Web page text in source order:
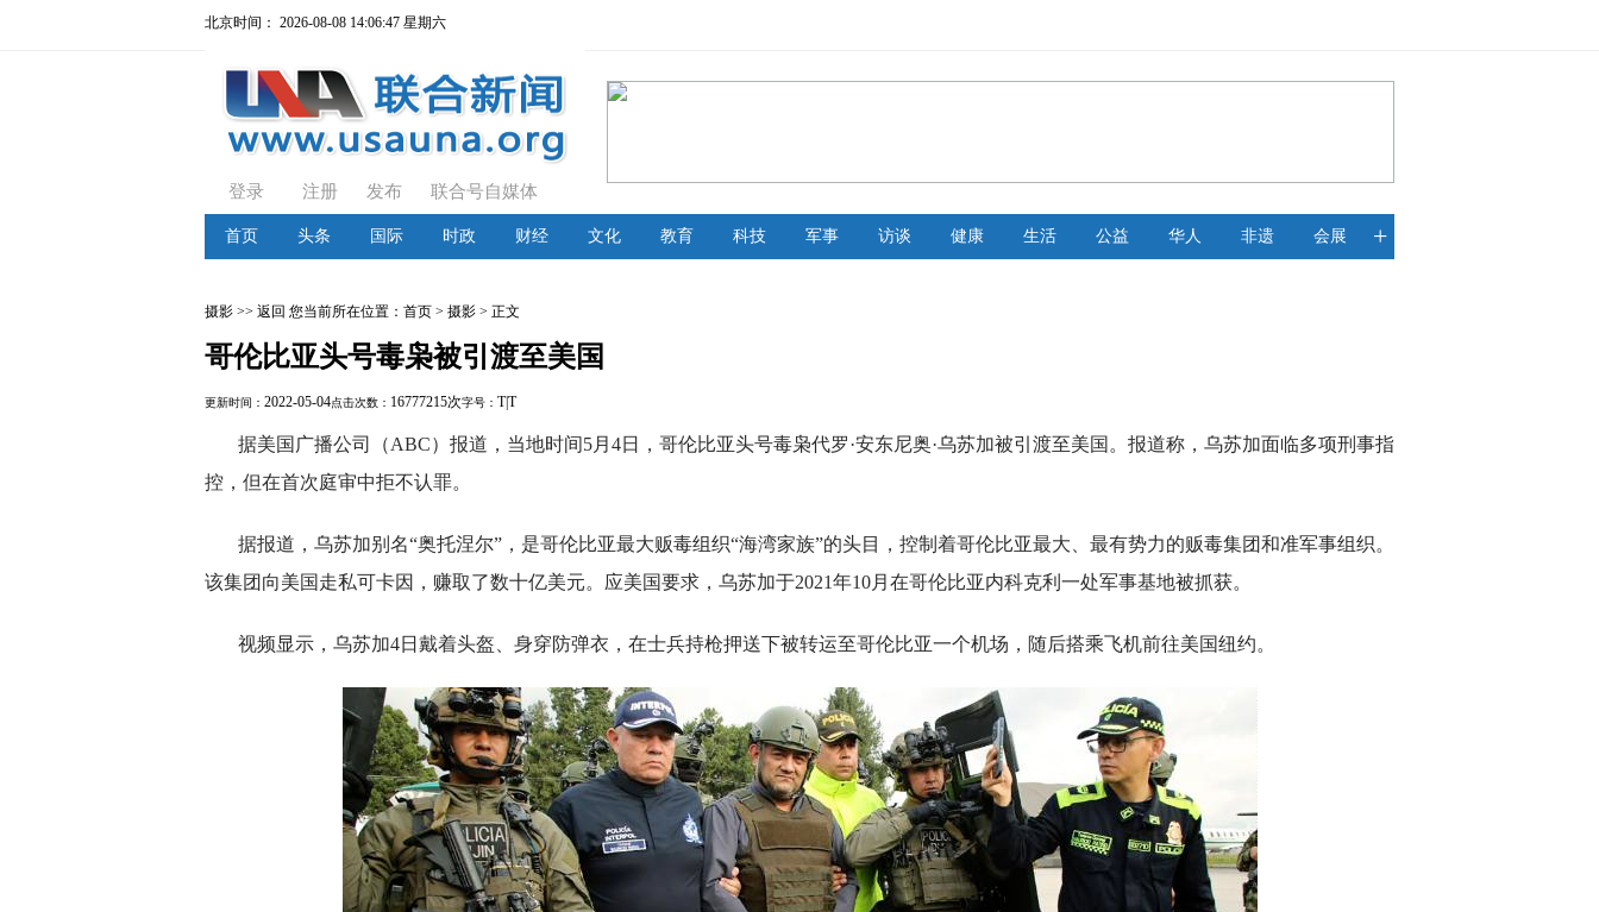
北京时间： 2026-08-08 14:06:48 星期六
登录 注册 发布 联合号自媒体
首页 头条 国际 时政 财经 文化 教育 科技 军事 访谈 健康 生活 公益 华人 非遗 会展 +
摄影 >> 返回 您当前所在位置： 首页 > 摄影 > 正文
哥伦比亚头号毒枭被引渡至美国
更新时间： 2022-05-04点击次数： 16777215次字号： T|T
据美国广播公司（ABC）报道，当地时间5月4日，哥伦比亚头号毒枭代罗·安东尼奥·乌苏加被引渡至美国。报道称，乌苏加面临多项刑事指
控，但在首次庭审中拒不认罪。
据报道，乌苏加别名“奥托涅尔”，是哥伦比亚最大贩毒组织“海湾家族”的头目，控制着哥伦比亚最大、最有势力的贩毒集团和准军事组织。
该集团向美国走私可卡因，赚取了数十亿美元。应美国要求，乌苏加于2021年10月在哥伦比亚内科克利一处军事基地被抓获。
视频显示，乌苏加4日戴着头盔、身穿防弹衣，在士兵持枪押送下被转运至哥伦比亚一个机场，随后搭乘飞机前往美国纽约。